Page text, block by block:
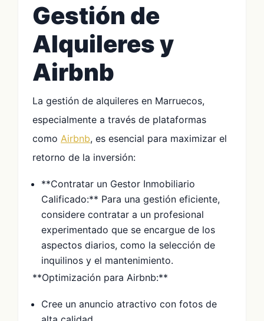
Gestión de
Alquileres y
Airbnb
La gestión de alquileres en Marruecos,
especialmente a través de plataformas
como Airbnb, es esencial para maximizar el
retorno de la inversión:
**Contratar un Gestor Inmobiliario
Calificado:** Para una gestión eficiente,
considere contratar a un profesional
experimentado que se encargue de los
aspectos diarios, como la selección de
inquilinos y el mantenimiento.
**Optimización para Airbnb:**
Cree un anuncio atractivo con fotos de